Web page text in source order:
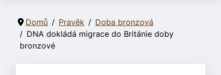
Domů Pravěk
Doba bronzová
DNA dokládá migrace do Británie doby
bronzové